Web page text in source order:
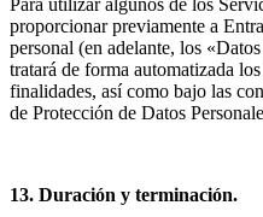
proporcionar previamente a
personal (en adelante, los
tratará de forma automatizada
finalidades, así como bajo las
de Protección de Datos
13. Duración y terminación.